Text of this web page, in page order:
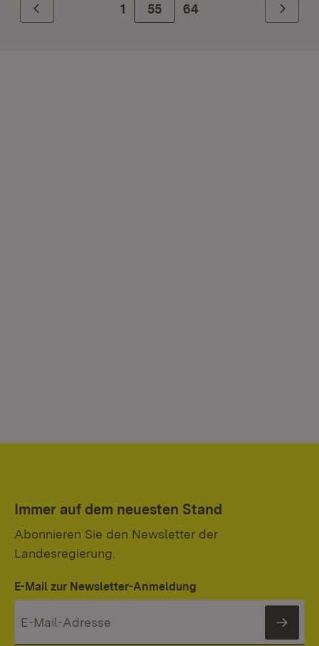
Zurück 1 Zur Seite
55 64 Weiter
Immer auf dem neuesten Stand
Abonnieren Sie den Newsletter der
Landesregierung.
E-Mail zur Newsletter-Anmeldung